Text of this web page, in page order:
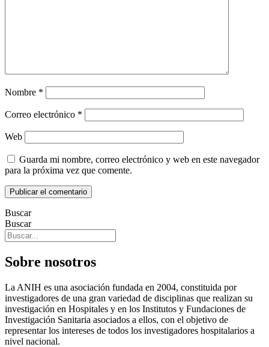
Nombre *
Correo electrónico *
Web
Guarda mi nombre, correo electrónico y web en este navegador
para la próxima vez que comente.
Buscar
Buscar
Sobre nosotros
La ANIH es una asociación fundada en 2004, constituida por
investigadores de una gran variedad de disciplinas que realizan su
investigación en Hospitales y en los Institutos y Fundaciones de
Investigación Sanitaria asociados a ellos, con el objetivo de
representar los intereses de todos los investigadores hospitalarios a
nivel nacional.